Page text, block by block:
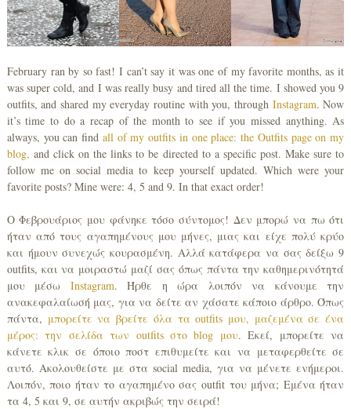
February ran by so fast! I can’t say it was one of my favorite months, as it
was super cold, and I was really busy and tired all the time. I showed you 9
outfits, and shared my everyday routine with you, through Instagram. Now
it’s time to do a recap of the month to see if you missed anything. As
always, you can find all of my outfits in one place: the Outfits page on my
blog, and click on the links to be directed to a specific post. Make sure to
follow me on social media to keep yourself updated. Which were your
favorite posts? Mine were: 4, 5 and 9. In that exact order!
Ο Φεβρουάριος μου φάνηκε τόσο σύντομος! Δεν μπορώ να πω ότι
ήταν από τους αγαπημένους μου μήνες, μιας και είχε πολύ κρύο
και ήμουν συνεχώς κουρασμένη. Αλλά κατάφερα να σας δείξω 9
outfits, και να μοιραστώ μαζί σας όπως πάντα την καθημερινότητά
μου μέσω Instagram. Ήρθε η ώρα λοιπόν να κάνουμε την
ανακεφαλαίωσή μας, για να δείτε αν χάσατε κάποιο άρθρο. Όπως
πάντα, μπορείτε να βρείτε όλα τα outfits μου, μαζεμένα σε ένα
μέρος: την σελίδα των outfits στο blog μου. Εκεί, μπορείτε να
κάνετε κλικ σε όποιο ποστ επιθυμείτε και να μεταφερθείτε σε
αυτό. Ακολουθείστε με στα social media, για να μένετε ενήμεροι.
Λοιπόν, ποιο ήταν το αγαπημένο σας outfit του μήνα; Εμένα ήταν
τα 4, 5 και 9, σε αυτήν ακριβώς την σειρά!